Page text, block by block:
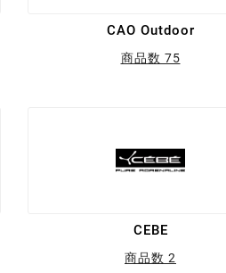
CAO Outdoor
商品数 75
CEBE
商品数 2